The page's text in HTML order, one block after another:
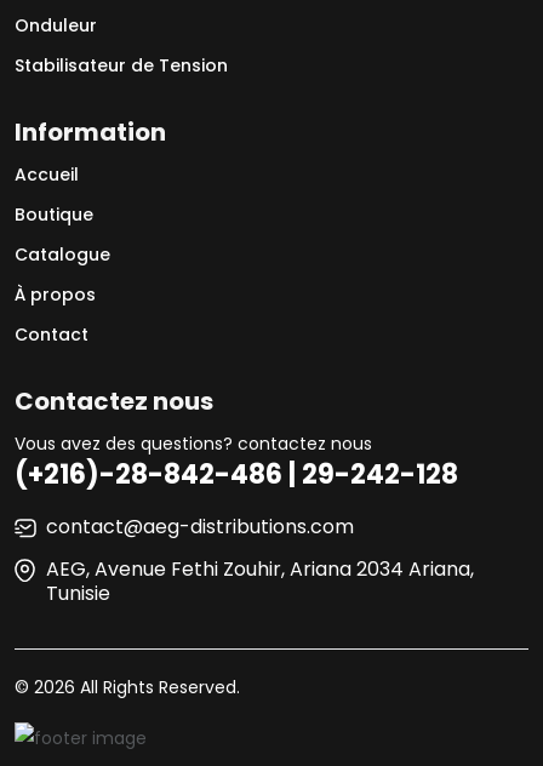
Onduleur
Stabilisateur de Tension
Information
Accueil
Boutique
Catalogue
À propos
Contact
Contactez nous
Vous avez des questions? contactez nous
(+216)-28-842-486 | 29-242-128
contact@aeg-distributions.com
AEG, Avenue Fethi Zouhir, Ariana 2034 Ariana,
Tunisie
© 2026 All Rights Reserved.